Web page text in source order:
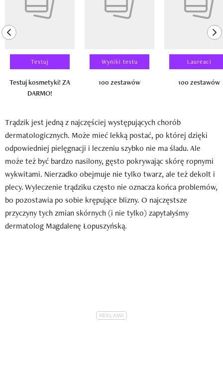
previous element
Testuj
Testuj kosmetyki! ZA
DARMO!
Wyniki testu
100 zestawów
Laureaci
100 zestawów
Trądzik jest jedną z najczęściej występujących chorób
dermatologicznych. Może mieć lekką postać, po której dzięki
odpowiedniej pielęgnacji i leczeniu szybko nie ma śladu. Ale
może też być bardzo nasilony, gęsto pokrywając skórę ropnymi
wykwitami. Nierzadko obejmuje nie tylko twarz, ale też dekolt i
plecy. Wyleczenie trądziku często nie oznacza końca problemów,
bo pozostawia po sobie krępujące blizny. O najczęstsze
przyczyny tych zmian skórnych (i nie tylko) zapytałyśmy
dermatolog Magdalenę Łopuszyńską.